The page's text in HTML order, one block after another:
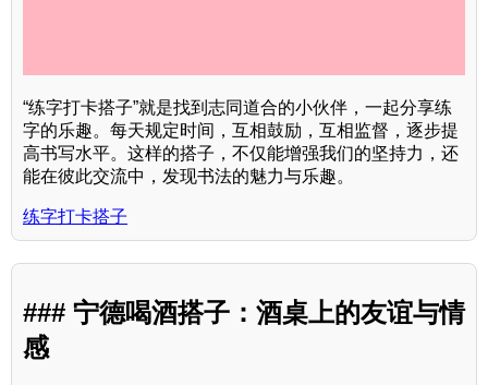
“练字打卡搭子”就是找到志同道合的小伙伴，一起分享练
字的乐趣。每天规定时间，互相鼓励，互相监督，逐步提
高书写水平。这样的搭子，不仅能增强我们的坚持力，还
能在彼此交流中，发现书法的魅力与乐趣。
练字打卡搭子
### 宁德喝酒搭子：酒桌上的友谊与情
感